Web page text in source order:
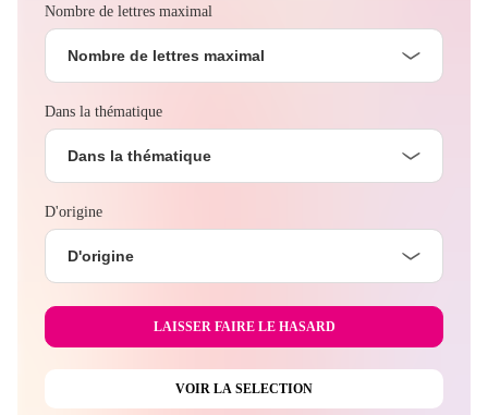
Nombre de lettres maximal
Nombre de lettres maximal
Dans la thématique
Dans la thématique
D'origine
D'origine